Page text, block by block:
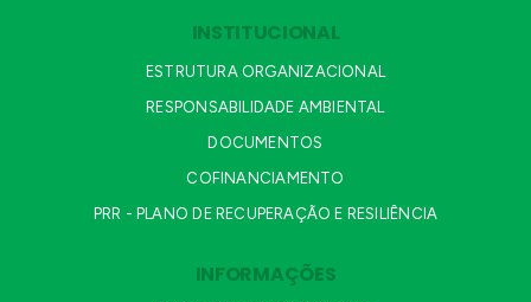
INSTITUCIONAL
ESTRUTURA ORGANIZACIONAL
RESPONSABILIDADE AMBIENTAL
DOCUMENTOS
COFINANCIAMENTO
PRR - PLANO DE RECUPERAÇÃO E RESILIÊNCIA
INFORMAÇÕES